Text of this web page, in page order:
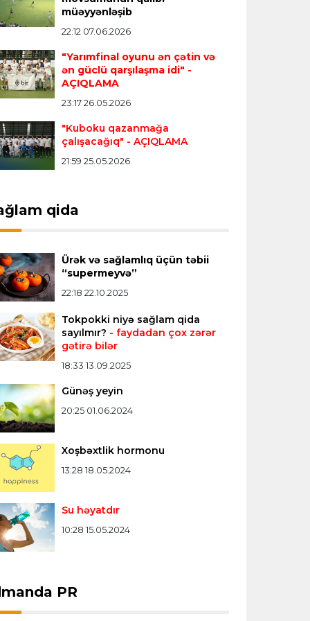
"Real Madrid"lə bağlı bütün
sildi- FOTO
liqası 23:13 05.08.2026
Danimarkadan məğlubiyyətlə
çempionatı 23:11 05.08.2026
yaxındır
xəbərlər >>>
müəyyənləşib
22:12 07.06.2026
"Yarımfinal oyunu ən çətin və
ən güclü qarşılaşma idi" -
AÇIQLAMA
23:17 26.05.2026
"Kuboku qazanmağa
çalışacağıq" - AÇIQLAMA
21:59 25.05.2026
qida
Ürək və sağlamlıq üçün təbii
“supermeyvə”
22:18 22.10.2025
Tokpokki niyə sağlam qida
sayılmır? - faydadan çox zərər
gətirə bilər
18:33 13.09.2025
Günəş yeyin
20:25 01.06.2024
Xoşbəxtlik hormonu
13:28 18.05.2024
Su həyatdır
10:28 15.05.2024
PR